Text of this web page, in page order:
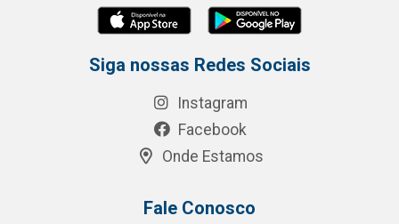
Siga nossas Redes Sociais
Instagram
Facebook
Onde Estamos
Fale Conosco